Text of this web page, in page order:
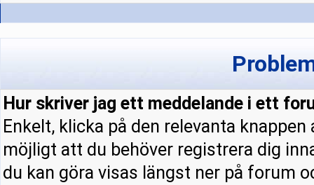
Hur skriver jag ett meddelande i ett
Enkelt, klicka på den relevanta
möjligt att du behöver registrera dig
du kan göra visas längst ner på forum